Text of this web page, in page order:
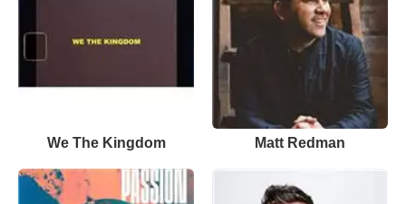
We The Kingdom Matt Redman